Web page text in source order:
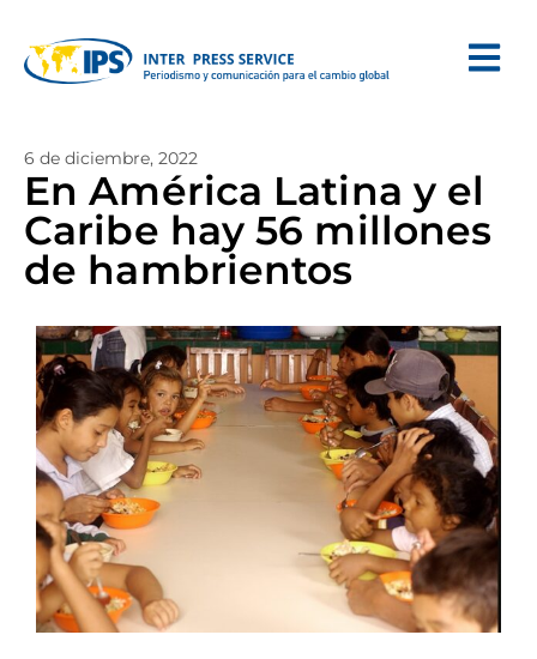
6 de diciembre, 2022
En América Latina y el
Caribe hay 56 millones
de hambrientos